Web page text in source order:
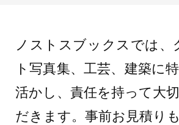
ノストスブックスでは
ト写真集、工芸、建築に
活かし、責任を持って大
だきます。事前お見積り